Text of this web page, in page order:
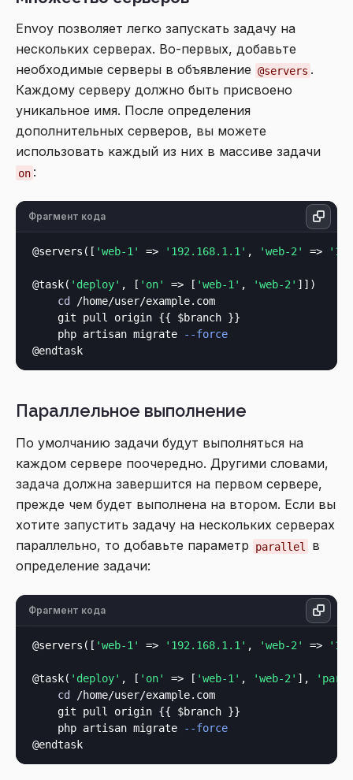
Envoy позволяет легко запускать задачу на
нескольких серверах. Во-первых, добавьте
необходимые серверы в объявление @servers .
Каждому серверу должно быть присвоено
уникальное имя. После определения
дополнительных серверов, вы можете
использовать каждый из них в массиве задачи
on :
Фрагмент кода
@servers([ 'web-1' => '192.168.1.1' , 'web-2' =>
@task( 'deploy' , [ 'on' => [ 'web-1' , 'web-2' ]])
cd
/home/user/example.com
    git pull origin {{ $branch }}
    php artisan migrate
--force
Параллельное выполнение
По умолчанию задачи будут выполняться на
каждом сервере поочередно. Другими словами,
задача должна завершится на первом сервере,
прежде чем будет выполнена на втором. Если вы
хотите запустить задачу на нескольких серверах
параллельно, то добавьте параметр
parallel
в
определение задачи:
Фрагмент кода
@servers([ 'web-1' => '192.168.1.1' , 'web-2' =>
@task( 'deploy' , [ 'on' => [ 'web-1' , 'web-2' ],
cd
/home/user/example.com
    git pull origin {{ $branch }}
    php artisan migrate
--force